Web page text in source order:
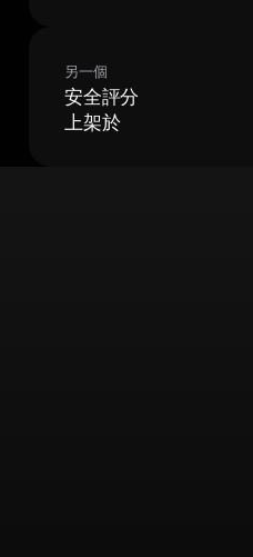
另一個
安全評分
上架於